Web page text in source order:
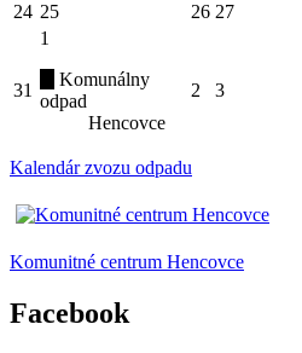
24 25 26 27
31
1
Komunálny
odpad
Hencovce
2 3
Kalendár zvozu odpadu
Komunitné centrum Hencovce
Facebook